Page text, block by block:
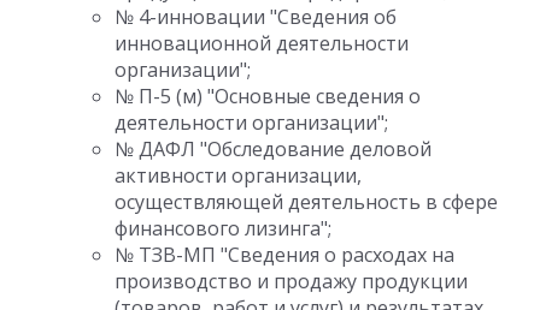
№ 4-инновации "Сведения об
инновационной деятельности
организации";
№ П-5 (м) "Основные сведения о
деятельности организации";
№ ДАФЛ "Обследование деловой
активности организации,
осуществляющей деятельность в сфере
финансового лизинга";
№ ТЗВ-МП "Сведения о расходах на
производство и продажу продукции